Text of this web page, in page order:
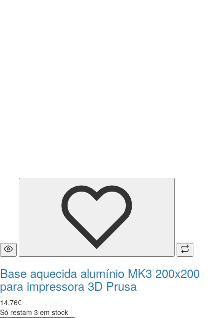
Base aquecida alumínio MK3 200x200
para impressora 3D Prusa
14,76€
Só restam 3 em stock